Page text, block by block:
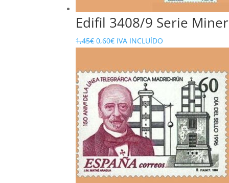
Edifil 3408/9 Serie
1,45€El
original
era:
1,45€.
0,60€El
actual
es:
0,60€.
IVA INCLUÍDO